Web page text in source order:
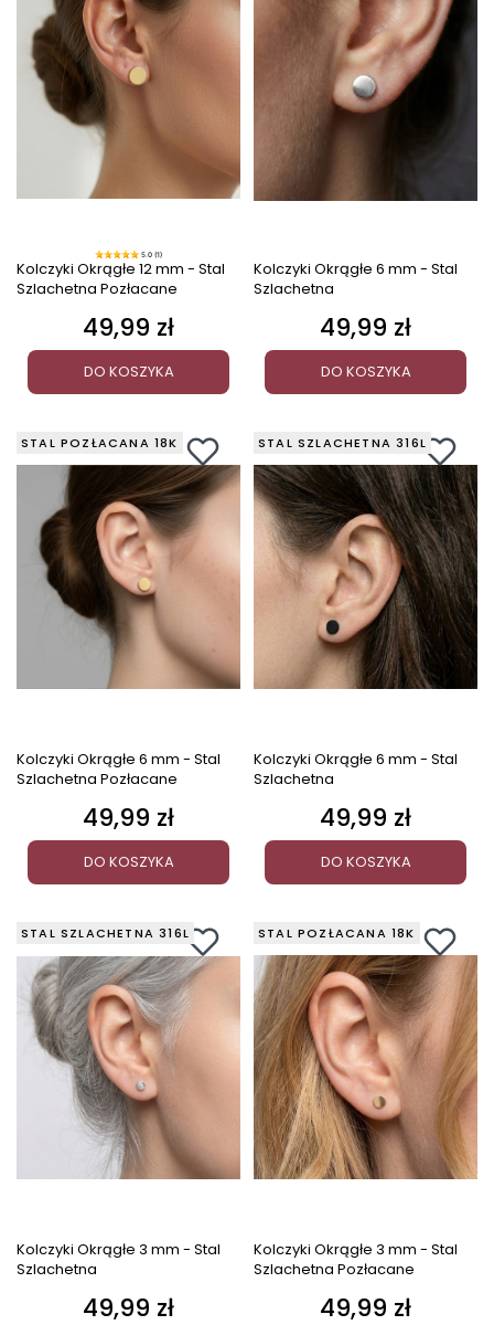
5.0 (1)
Kolczyki Okrągłe 12 mm - Stal
Szlachetna Pozłacane
Cena
49,99 zł
DO KOSZYKA
Kolczyki Okrągłe 6 mm - Stal
Szlachetna
Cena
49,99 zł
DO KOSZYKA
STAL POZŁACANA 18K
Kolczyki Okrągłe 6 mm - Stal
Szlachetna Pozłacane
Cena
49,99 zł
DO KOSZYKA
STAL SZLACHETNA 316L
Kolczyki Okrągłe 6 mm - Stal
Szlachetna
Cena
49,99 zł
DO KOSZYKA
STAL SZLACHETNA 316L
Kolczyki Okrągłe 3 mm - Stal
Szlachetna
Cena
49,99 zł
STAL POZŁACANA 18K
Kolczyki Okrągłe 3 mm - Stal
Szlachetna Pozłacane
Cena
49,99 zł